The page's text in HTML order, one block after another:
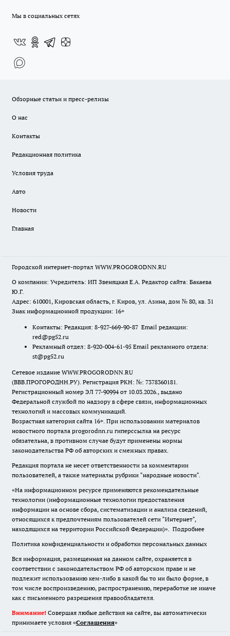
Мы в социальных сетях
Обзорные статьи и пресс-релизы
О нас
Контакты
Редакционная политика
Условия труда
Авто
Новости
Главная
Городской интернет-портал WWW.PROGORODNN.RU
О компании: Учредитель: ИП Звеняцкая Е.А. Редактор сайта: Бакаева
Ю.Г.
Адрес: 610001, Кировская область, г. Киров, ул. Азина, дом № 80, кв. 31
Знак информационной продукции: 16+
Контакты: Редакция: 8-927-669-90-87 Email редакции:
red@pg52.ru
Рекламный отдел: 8-920-004-61-95 Email рекламного отдела:
st@pg52.ru
Сетевое издание WWW.PROGORODNN.RU
(ВВВ.ПРОГОРОДНН.РУ). Регистрация РКН: №: 7378360181.
Регистрационный номер ЭЛ 77-90994 от 10.03.2026., выдано
Федеральной службой по надзору в сфере связи, информационных
технологий и массовых коммуникаций.
Возрастная категория сайта 16+. При использовании материалов
новостного портала progorodnn.ru гиперссылка на ресурс
обязательна, в противном случае будут применены нормы
законодательства РФ об авторских и смежных правах.
Редакция портала не несет ответственности за комментарии
пользователей, а также материалы рубрики "народные новости".
«На информационном ресурсе применяются рекомендательные
технологии (информационные технологии предоставления
информации на основе сбора, систематизации и анализа сведений,
относящихся к предпочтениям пользователей сети "Интернет",
находящихся на территории Российской Федерации)». Подробнее
Политика конфиденциальности и обработки персональных данных
Вся информация, размещенная на данном сайте, охраняется в
соответствии с законодательством РФ об авторском праве и не
подлежит использованию кем-либо в какой бы то ни было форме, в
том числе воспроизведению, распространению, переработке не иначе
как с письменного разрешения правообладателя.
Внимание! Совершая любые действия на сайте, вы автоматически
принимаете условия «Cоглашения»